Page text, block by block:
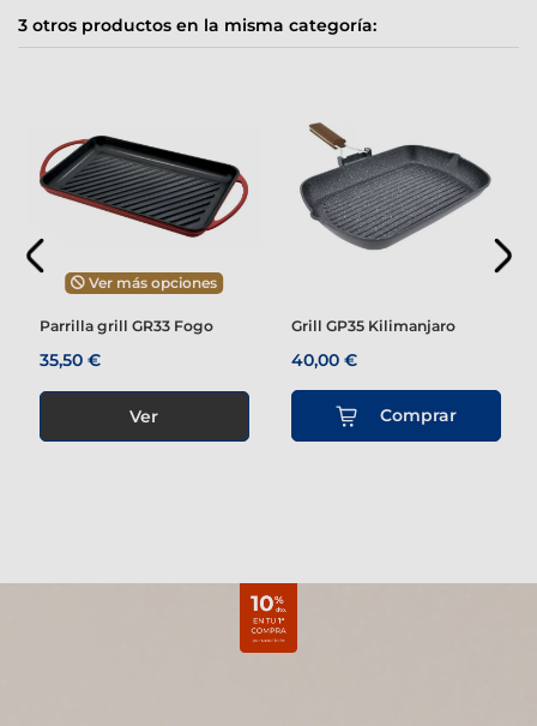
3 otros productos en la misma categoría:
Ver más opciones
Parrilla grill GR33 Fogo
35,50 €
Ver
Grill GP35 Kilimanjaro
40,00 €
Comprar